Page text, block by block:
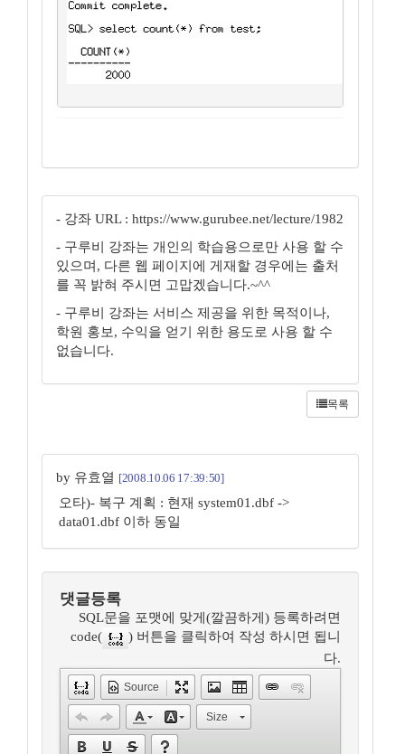
- 강좌 URL : https://www.gurubee.net/lecture/1982
- 구루비 강좌는 개인의 학습용으로만 사용 할 수
있으며, 다른 웹 페이지에 게재할 경우에는 출처
를 꼭 밝혀 주시면 고맙겠습니다.~^^
- 구루비 강좌는 서비스 제공을 위한 목적이나,
학원 홍보, 수익을 얻기 위한 용도로 사용 할 수
없습니다.
목록
by 유효열 [2008.10.06 17:39:50]
오타)- 복구 계획 : 현재 system01.dbf ->
data01.dbf 이하 동일
댓글등록
SQL문을 포맷에 맞게(깔끔하게) 등록하려면
code(
) 버튼을 클릭하여 작성 하시면 됩니
다.
Source
Size